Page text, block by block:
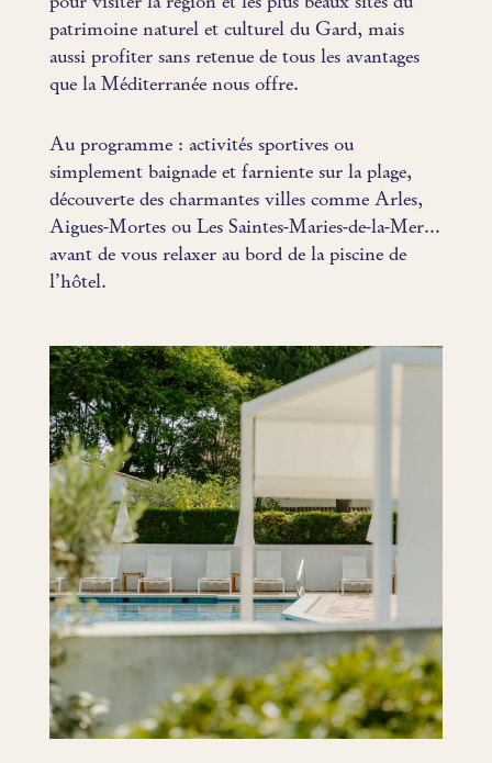
patrimoine naturel et culturel du Gard, mais
aussi profiter sans retenue de tous les avantages
que la Méditerranée nous offre.
Au programme : activités sportives ou
simplement baignade et farniente sur la plage,
découverte des charmantes villes comme Arles,
Aigues-Mortes ou Les Saintes-Maries-de-la-Mer…
avant de vous relaxer au bord de la piscine de
l’hôtel.